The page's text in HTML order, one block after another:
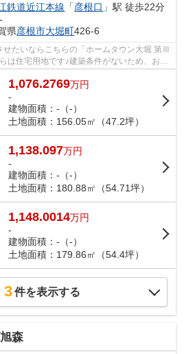
鉄道近江本線 「彦根口 」駅 徒歩22分
県彦根市大堀町426-6
せたいならこちらの「ホームタウン大堀 第Ⅲ
は住宅用地です♪建築条件がないため、お目
1,076.2769万円
-
建物面積：-（-）
土地面積：156.05㎡（47.2坪）
1,138.097万円
-
建物面積：-（-）
土地面積：180.88㎡（54.71坪）
1,148.0014万円
-
建物面積：-（-）
土地面積：179.86㎡（54.4坪）
3件を表示する
森